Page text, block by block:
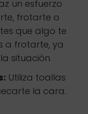
un esfuerzo
frotarte o
que algo te
a frotarte, ya
situación.
Utiliza toallas
la cara.